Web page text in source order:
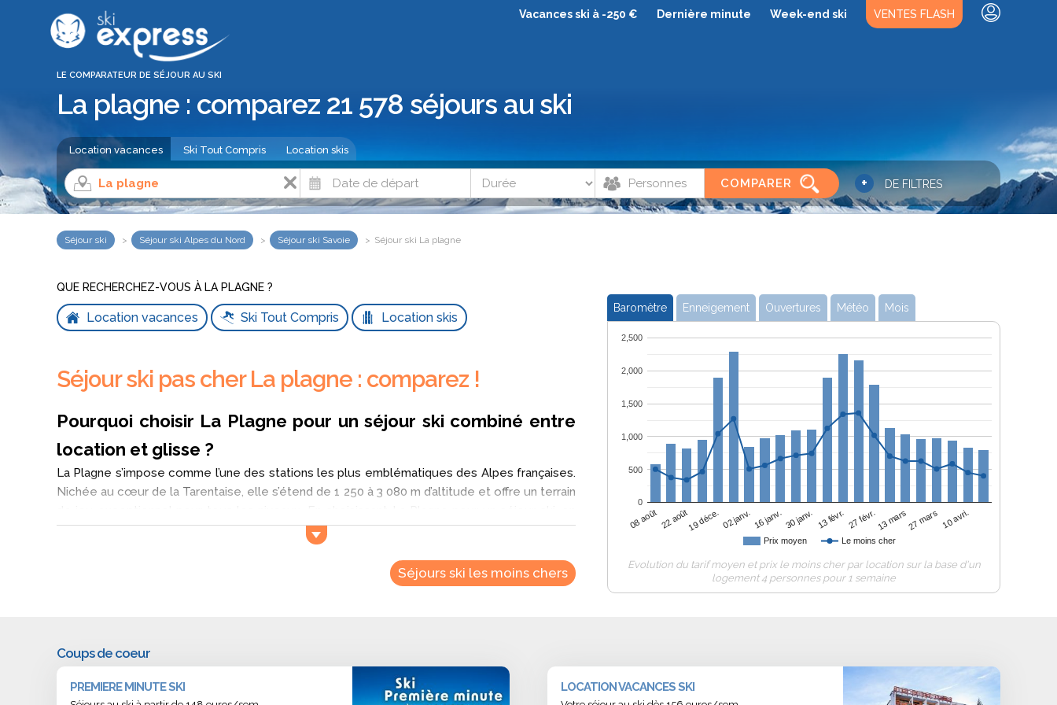
LE COMPARATEUR DE SÉJOUR AU SKI
Vacances ski à -250 € Dernière minute Week-end ski VENTES FLASH
La plagne : comparez 21 578 séjours au ski
Location vacances Ski Tout Compris Location skis
COMPARER + DE FILTRES
Séjour ski Séjour ski Alpes du Nord Séjour ski Savoie Séjour ski La plagne
QUE RECHERCHEZ-VOUS À LA PLAGNE ?
Location vacances Ski Tout Compris Location skis
Séjour ski pas cher La plagne : comparez !
Pourquoi choisir La Plagne pour un séjour ski combiné entre
location et glisse ?
La Plagne s’impose comme l’une des stations les plus emblématiques des Alpes françaises.
Nichée au cœur de la Tarentaise, elle s’étend de 1 250 à 3 080 m d’altitude et offre un terrain
profite d’un environnement varié, entrestations d’altitude, villages authentiques et
Quelles spécialités culinaires découvrir pendant un séjour ski à La Plagne ?
repas copieux face à la montagne. En station, les produits locaux comme le Beaufort et la
charcuterie artisanale régalent les gourmets.
Séjours ski les moins chers
Baromètre Enneigement Ouvertures Météo Mois
Prix moyen Le moins cher
08 août22 août19 déce.02 janv. 16 janv.30 janv. 13 févr. 27 févr.13 mars27 mars 10 avri.
0
500
1,000
1,500
2,000
2,500
Evolution du tarif moyen et prix le moins cher par location sur la base d'un
logement 4 personnes pour 1 semaine
Coups de coeur
PREMIERE MINUTE SKI LOCATION VACANCES SKI